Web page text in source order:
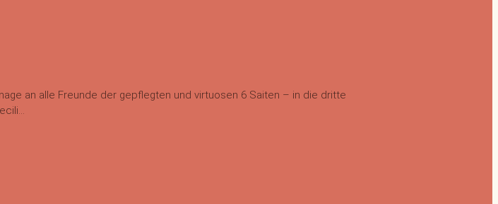
an alle Freunde der gepflegten und virtuosen 6 Saiten – in die dritte